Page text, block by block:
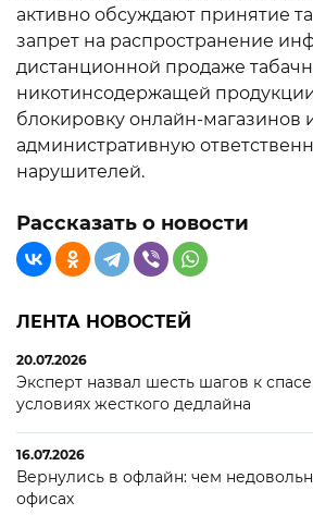
активно обсуждают принятие
запрет на распространение
дистанционной продаже
никотинсодержащей
блокировку онлайн-магазинов
административную
нарушителей.
Рассказать о новости
ЛЕНТА НОВОСТЕЙ
20.07.2026
Эксперт назвал шесть шагов к
условиях жесткого дедлайна
16.07.2026
Вернулись в офлайн: чем
офисах